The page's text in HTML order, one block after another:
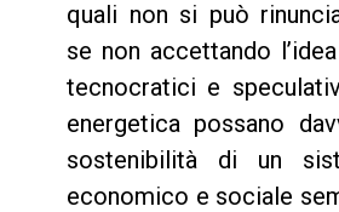
quali non si può
se non accettando
tecnocratici e
energetica possano
sostenibilità di un
economico e sociale